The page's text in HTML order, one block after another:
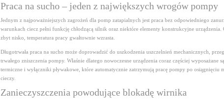
Praca na sucho – jeden z największych wrogów pompy
Jednym z najpoważniejszych zagrożeń dla pomp zatapialnych jest praca bez odpowiedniego
warunkach ciecz pełni funkcję chłodzącą silnik oraz niektóre elementy konstrukcyjne urządzenia.
zbyt nisko, temperatura pracy gwałtownie wzrasta.
Długotrwała praca na sucho może doprowadzić do uszkodzenia uszczelnień mechanicznych,
trwałego zniszczenia pompy. Właśnie dlatego nowoczesne urządzenia coraz częściej wyposażane
termiczne i wyłączniki pływakowe, które automatycznie zatrzymują pracę pompy po osiągnięciu
cieczy.
Zanieczyszczenia powodujące blokadę wirnika